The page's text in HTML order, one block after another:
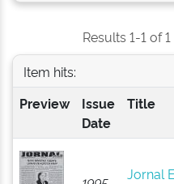
Results 1-1 of
Item hits:
Preview
Issue
Date
Title
Jornal